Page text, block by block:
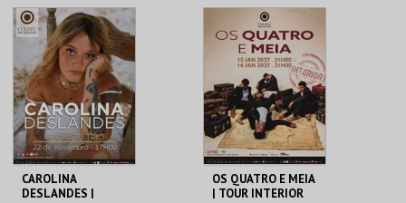
COLISEU
MICAELENSE
MAIS INFO
COMPRAR
MICAELENSE
MAIS INFO
COMPRAR
CAROLINA
DESLANDES |
OS QUATRO E MEIA
| TOUR INTERIOR